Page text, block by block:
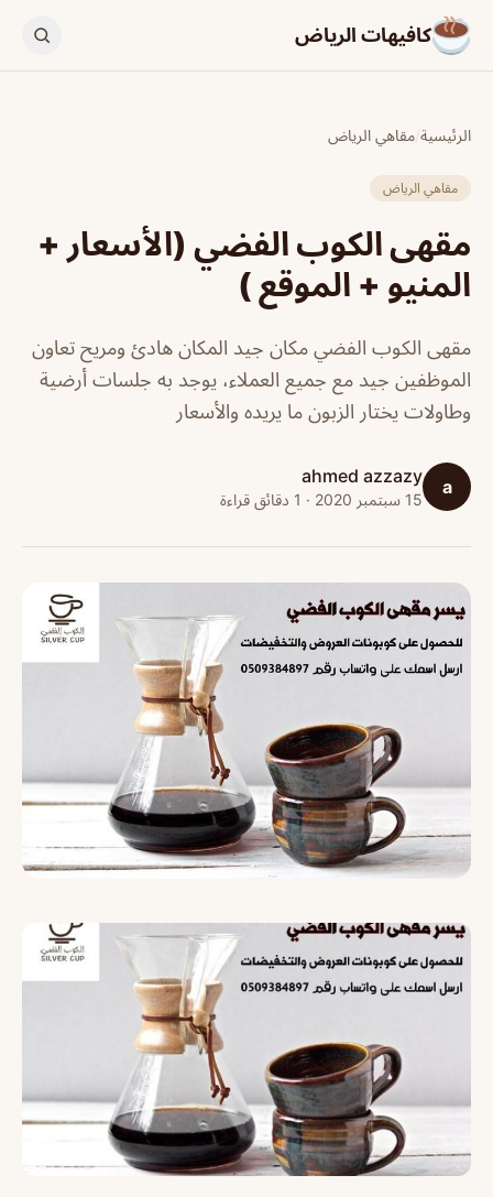
كافيهات الرياض
الرئيسية/مقاهي الرياض
مقاهي الرياض
مقهى الكوب الفضي (الأسعار +
المنيو + الموقع )
مقهى الكوب الفضي مكان جيد المكان هادئ ومريح تعاون
الموظفين جيد مع جميع العملاء، يوجد به جلسات أرضية
وطاولات يختار الزبون ما يريده والأسعار
a
ahmed azzazy
15 سبتمبر 2020 · 1 دقائق قراءة